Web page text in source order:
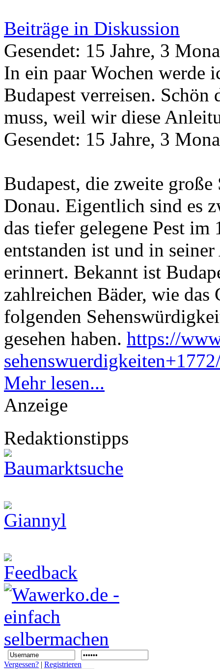
Beiträge in Diskussion
Gesendet: 15 Jahre, 3
In ein paar Wochen werde
Budapest verreisen.
muss, weil wir diese
Gesendet: 15 Jahre, 3
Budapest, die zweite
Donau. Eigentlich sind es
das tiefer gelegene Pest
entstanden ist und in
erinnert. Bekannt ist
zahlreichen Bäder, wie
folgenden
gesehen haben. https://
Mehr lesen...
Anzeige
Redaktionstipps
Vergessen? | Registrieren